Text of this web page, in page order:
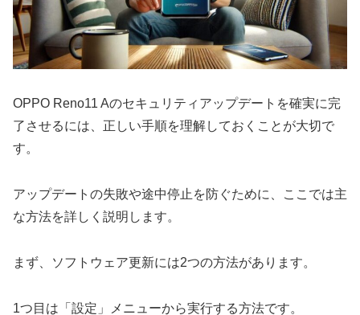
OPPO Reno11 Aのセキュリティアップデートを確実に完
了させるには、正しい手順を理解しておくことが大切で
す。
アップデートの失敗や途中停止を防ぐために、ここでは主
な方法を詳しく説明します。
まず、ソフトウェア更新には2つの方法があります。
1つ目は「設定」メニューから実行する方法です。